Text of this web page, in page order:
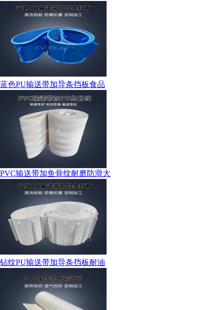
蓝色PU输送带加导条挡板食品
PVC输送带加鱼骨纹耐磨防滑大
钻纹PU输送带加导条挡板耐油